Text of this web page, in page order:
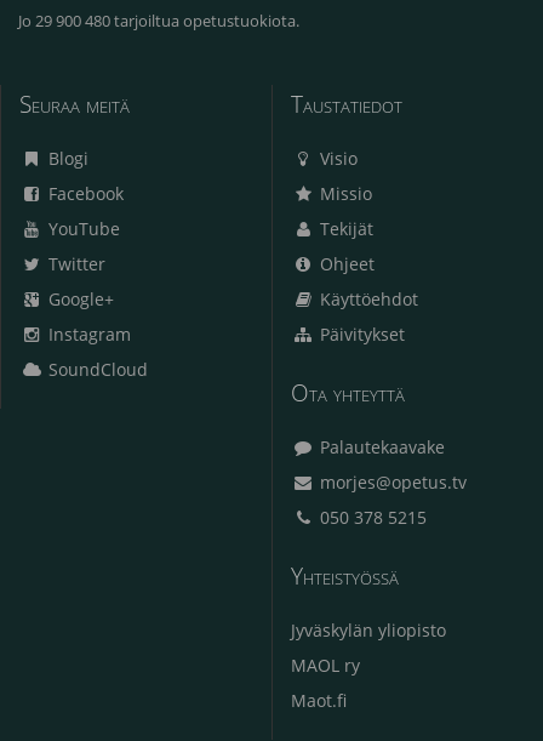
Jo 29 900 480 tarjoiltua opetustuokiota.
Seuraa meitä
Blogi
Facebook
YouTube
Twitter
Google+
Instagram
SoundCloud
Taustatiedot
Visio
Missio
Tekijät
Ohjeet
Käyttöehdot
Päivitykset
Ota yhteyttä
Palautekaavake
morjes@opetus.tv
050 378 5215
Yhteistyössä
Jyväskylän yliopisto
MAOL ry
Maot.fi